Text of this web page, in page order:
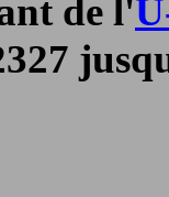
de l'